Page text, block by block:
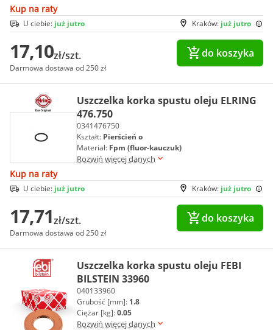
Kup na raty
Kraków: już jutro
U ciebie: już jutro
17,10zł/szt.
Darmowa dostawa od 250 zł
do koszyka
Uszczelka korka spustu oleju ELRING
476.750
0341476750
Kształt: Pierścień o
Materiał: Fpm (fluor-kauczuk)
Rozwiń więcej danych
Kup na raty
Kraków: już jutro
U ciebie: już jutro
17,71zł/szt.
Darmowa dostawa od 250 zł
do koszyka
Uszczelka korka spustu oleju FEBI
BILSTEIN 33960
040133960
Grubość [mm]: 1.8
Ciężar [kg]:0.05
Rozwiń więcej danych